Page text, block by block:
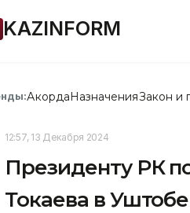
KAZINFORM
АкордаНазначенияЗакон и
12:57, 13 Декабря 2024
Президенту РК
Токаева в Уштобе